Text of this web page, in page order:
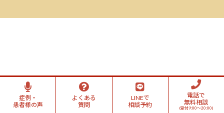
症例・
患者様の声
よくある
質問
LINEで
相談予約
電話で
無料相談
(受付9:00～20:00)